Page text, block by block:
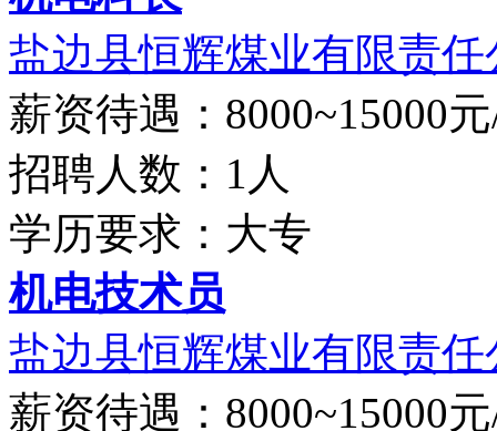
盐边县恒辉煤业有限责任
薪资待遇：8000~15000
招聘人数：1人
学历要求：大专
机电技术员
盐边县恒辉煤业有限责任
薪资待遇：8000~15000